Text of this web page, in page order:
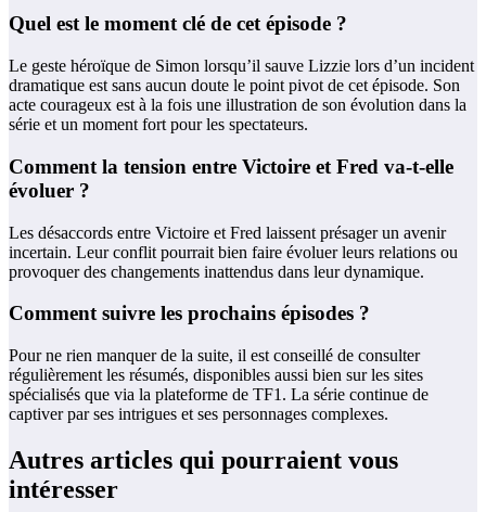
Quel est le moment clé de cet épisode ?
Le geste héroïque de Simon lorsqu’il sauve Lizzie lors d’un incident
dramatique est sans aucun doute le point pivot de cet épisode. Son
acte courageux est à la fois une illustration de son évolution dans la
série et un moment fort pour les spectateurs.
Comment la tension entre Victoire et Fred va-t-elle
évoluer ?
Les désaccords entre Victoire et Fred laissent présager un avenir
incertain. Leur conflit pourrait bien faire évoluer leurs relations ou
provoquer des changements inattendus dans leur dynamique.
Comment suivre les prochains épisodes ?
Pour ne rien manquer de la suite, il est conseillé de consulter
régulièrement les résumés, disponibles aussi bien sur les sites
spécialisés que via la plateforme de TF1. La série continue de
captiver par ses intrigues et ses personnages complexes.
Autres articles qui pourraient vous
intéresser